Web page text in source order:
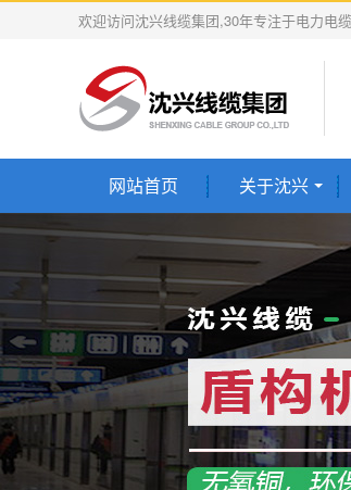
欢迎访问沈兴线缆集团,30年专注于电力电
网站首页 关于沈兴